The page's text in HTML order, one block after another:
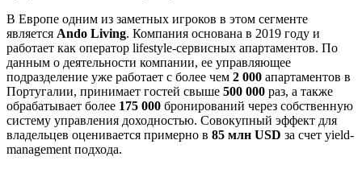
В Европе одним из заметных игроков в этом сегменте
является Ando Living. Компания основана в 2019 году и
работает как оператор lifestyle-сервисных апартаментов. По
данным о деятельности компании, ее управляющее
подразделение уже работает с более чем 2 000 апартаментов в
Португалии, принимает гостей свыше 500 000 раз, а также
обрабатывает более 175 000 бронирований через собственную
систему управления доходностью. Совокупный эффект для
владельцев оценивается примерно в 85 млн USD за счет yield-
management подхода.